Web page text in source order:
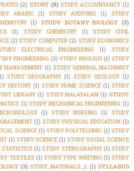
(2) STORY (8) STUDY ACCOUNTANCY (1)
ARABIC (1) STUDY AUDITING (1)
STUDY
(1) STUDY BOTANY-BIOLOGY (3)
(1) STUDY CHEMISTRY (1)
STUDY CIVIL
(1) STUDY COMPUTER (2) STUDY ECONOMICS
ELECTRICAL ENGINEERING (1)
STUDY
ENGINEERING (2) STUDY ENGLISH (1) STUDY
MANAGEMENT (1) STUDY GENERAL MACHINIST
STUDY GEOGRAPHY (1) STUDY GEOLOGY (1)
HISTORY (1) STUDY HOME SCIENCE (1) STUDY
LIBRARY (1) STUDY MALAYALAM (1) STUDY
(1) STUDY MECHANICAL ENGINEERING (1)
(1) STUDY NURSING (1)
STUDY
(1) STUDY PHYSICAL EDUCATION (1)
SCIENCE (1) STUDY POLYTECHNIC (1) STUDY
(1) STUDY SCIENCE (1) STUDY SOCIAL SCIENCE
STATISTICS (1) STUDY STENOGRAPHY (1) STUDY
TEXTILES (1) STUDY TYPE WRITING (1) STUDY
(3) STUDY_MATERIALS_2 (1) SYLLABUS